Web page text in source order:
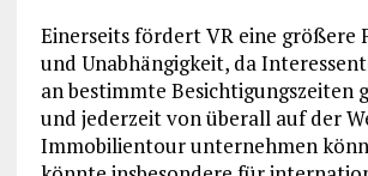
Einerseits fördert VR eine größere
und Unabhängigkeit, da
an bestimmte Besichtigungszeiten
und jederzeit von überall auf der
Immobilientour unternehmen